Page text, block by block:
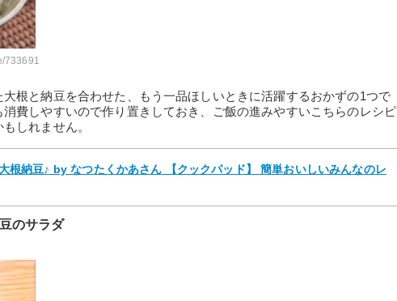
733691
根と納豆を合わせた、もう一品ほしいときに活躍するおかずの1つで
費しやすいので作り置きしておき、ご飯の進みやすいこちらのレシピ
しれません。
根納豆♪ by なつたくかあさん 【クックパッド】 簡単おいしいみんなのレ
のサラダ